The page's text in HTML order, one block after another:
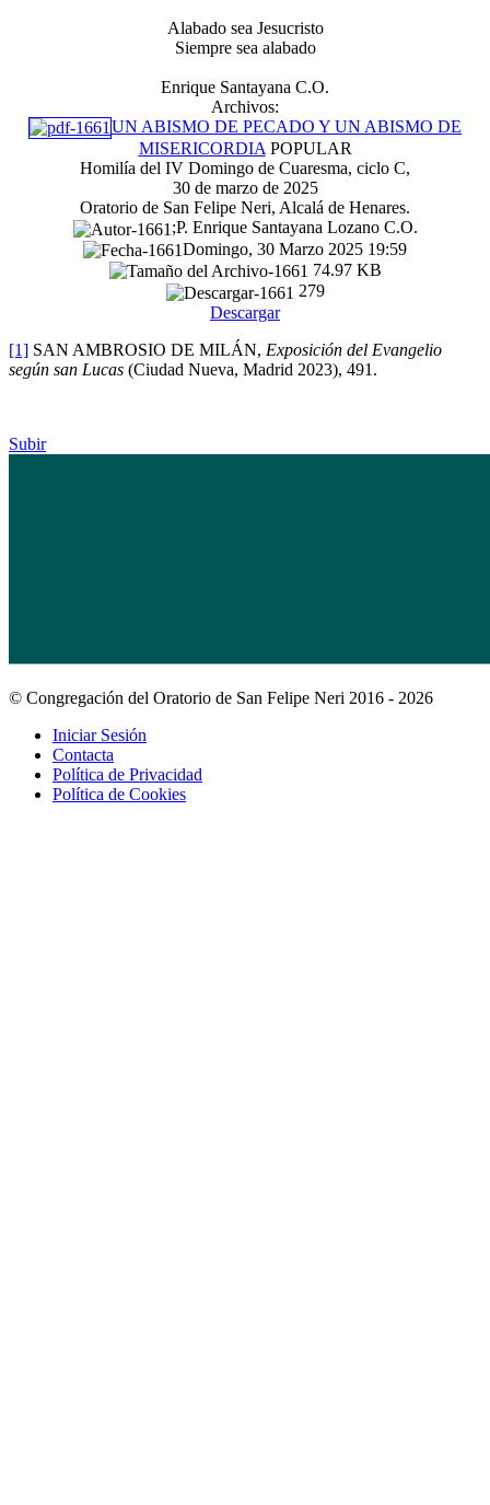
Alabado sea Jesucristo
Siempre sea alabado
Enrique Santayana C.O.
Archivos:
UN ABISMO DE PECADO Y UN ABISMO DE
MISERICORDIA POPULAR
Homilía del IV Domingo de Cuaresma, ciclo C,
30 de marzo de 2025
Oratorio de San Felipe Neri, Alcalá de Henares.
;P. Enrique Santayana Lozano C.O.
Domingo, 30 Marzo 2025 19:59
74.97 KB
279
Descargar
[1] SAN AMBROSIO DE MILÁN, Exposición del Evangelio
según san Lucas (Ciudad Nueva, Madrid 2023), 491.
Subir
© Congregación del Oratorio de San Felipe Neri 2016 - 2026
Iniciar Sesión
Contacta
Política de Privacidad
Política de Cookies